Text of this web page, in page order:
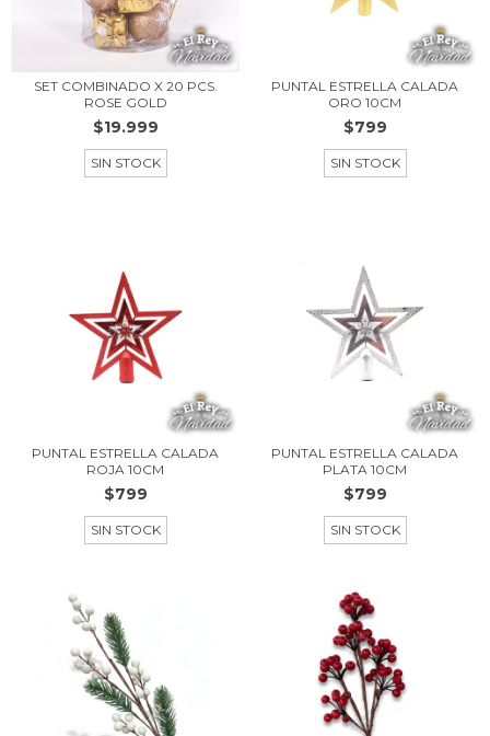
SET COMBINADO X 20 PCS.
ROSE GOLD
$19.999
SIN STOCK
PUNTAL ESTRELLA CALADA
ORO 10CM
$799
SIN STOCK
PUNTAL ESTRELLA CALADA
ROJA 10CM
$799
SIN STOCK
PUNTAL ESTRELLA CALADA
PLATA 10CM
$799
SIN STOCK